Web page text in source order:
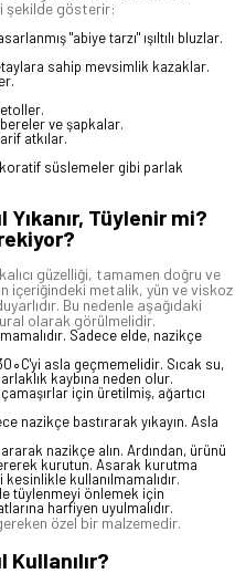
şekilde gösterir:
"abiye tarzı" ışıltılı bluzlar.
sahip mevsimlik kazaklar.
ve şapkalar.
atkılar.
süslemeler gibi parlak
Tüylenir mi?
güzelliği, tamamen doğru ve
içeriğindeki metalik, yün ve viskoz
Bu nedenle aşağıdaki
olarak görülmelidir.
Sadece elde, nazikçe
asla geçmemelidir. Sıcak su,
kaybına neden olur.
için üretilmiş, ağartıcı
nazikçe bastırarak yıkayın. Asla
nazikçe alın. Ardından, ürünü
kurutun. Asarak kurutma
kullanılmamalıdır.
tüylenmeyi önlemek için
harfiyen uyulmalıdır.
özel bir malzemedir.